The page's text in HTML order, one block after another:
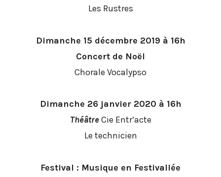
Les Rustres
Dimanche 15 décembre 2019 à 16h
Concert de Noël
Chorale Vocalypso
Dimanche 26 janvier 2020 à 16h
ThéâtreCie Entr’acte
Le technicien
Festival : Musique en Festivallée